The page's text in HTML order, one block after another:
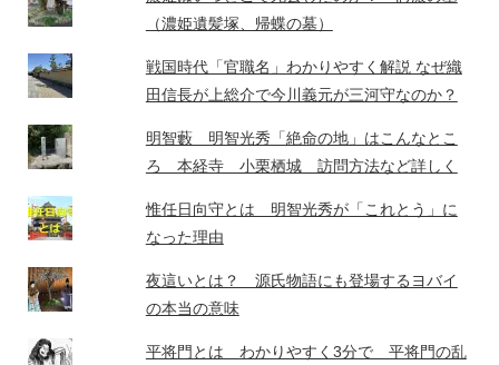
（濃姫遺髪塚、帰蝶の墓）
戦国時代「官職名」わかりやすく解説 なぜ織
田信長が上総介で今川義元が三河守なのか？
明智藪 明智光秀「絶命の地」はこんなとこ
ろ 本経寺 小栗栖城 訪問方法など詳しく
惟任日向守とは 明智光秀が「これとう」に
なった理由
夜這いとは？ 源氏物語にも登場するヨバイ
の本当の意味
平将門とは わかりやすく3分で 平将門の乱